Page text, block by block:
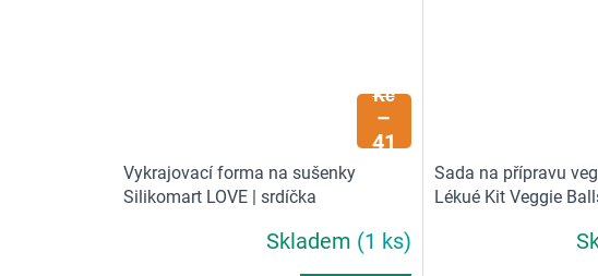
Kč
–
41
Vykrajovací forma na sušenky
Silikomart LOVE | srdíčka
Skladem (1 ks)
Sada na přípravu
Lékué Kit Veggie